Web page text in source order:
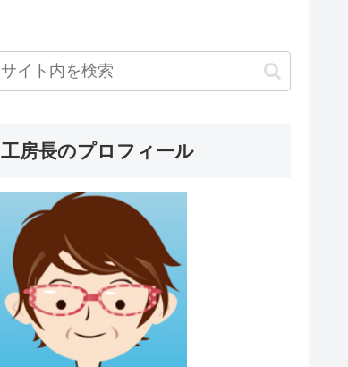
工房長のプロフィール